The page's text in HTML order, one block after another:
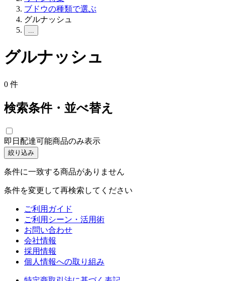
ブドウの種類で選ぶ
グルナッシュ
...
グルナッシュ
0 件
検索条件・並べ替え
即日配達可能商品のみ表示
絞り込み
条件に一致する商品がありません
条件を変更して再検索してください
ご利用ガイド
ご利用シーン・活用術
お問い合わせ
会社情報
採用情報
個人情報への取り組み